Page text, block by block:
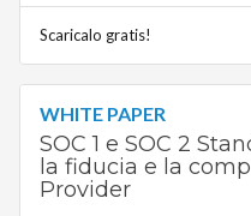
Scaricalo gratis!
WHITE PAPER
SOC 1 e SOC 2
la fiducia e la
Provider